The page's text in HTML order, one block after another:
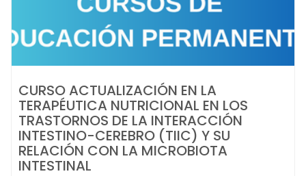
CURSO ACTUALIZACIÓN EN LA
TERAPÉUTICA NUTRICIONAL EN LOS
TRASTORNOS DE LA INTERACCIÓN
INTESTINO-CEREBRO (TIIC) Y SU
RELACIÓN CON LA MICROBIOTA
INTESTINAL